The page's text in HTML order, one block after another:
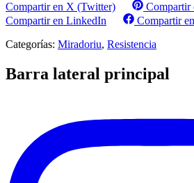
Compartir en X (Twitter)
Compartir
Compartir en LinkedIn
Compartir
Categorías: Miradoriu, Resistencia
Barra lateral principal